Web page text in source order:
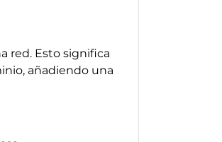
red. Esto significa
añadiendo una